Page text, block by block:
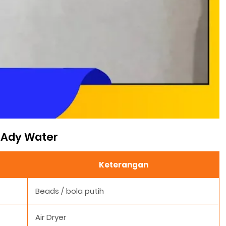
Water
Keterangan
Beads / bola putih
Air Dryer